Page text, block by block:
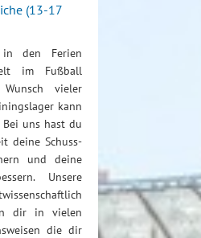
(13-17
in den Ferien
im Fußball
vieler
kann
Bei uns hast du
deine Schuss-
und deine
Unsere
dir in vielen
die dir